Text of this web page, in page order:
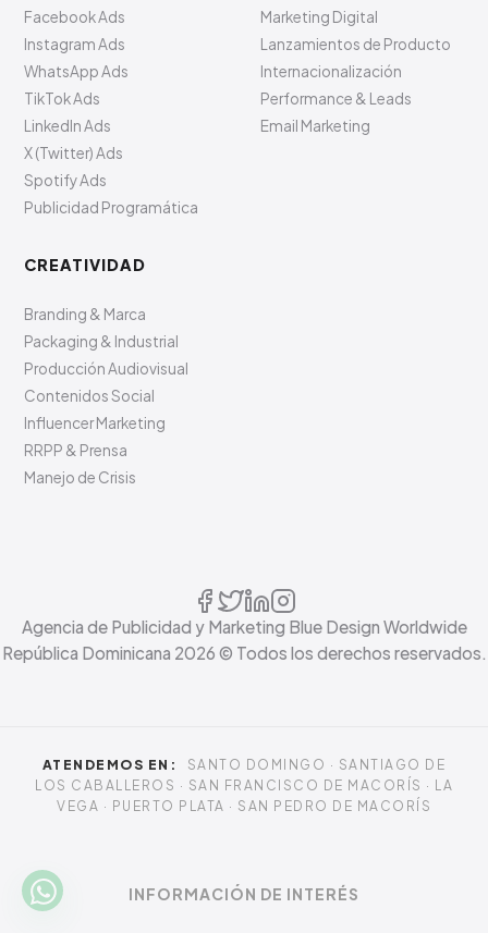
Facebook Ads
Instagram Ads
WhatsApp Ads
TikTok Ads
LinkedIn Ads
X (Twitter) Ads
Spotify Ads
Publicidad Programática
Marketing Digital
Lanzamientos de Producto
Internacionalización
Performance & Leads
Email Marketing
CREATIVIDAD
Branding & Marca
Packaging & Industrial
Producción Audiovisual
Contenidos Social
Influencer Marketing
RRPP & Prensa
Manejo de Crisis
Agencia de Publicidad y Marketing Blue Design Worldwide
República Dominicana 2026 © Todos los derechos reservados.
ATENDEMOS EN:
SANTO DOMINGO · SANTIAGO DE
LOS CABALLEROS · SAN FRANCISCO DE MACORÍS · LA
VEGA · PUERTO PLATA · SAN PEDRO DE MACORÍS
INFORMACIÓN DE INTERÉS